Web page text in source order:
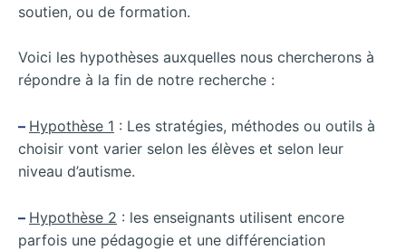
soutien, ou de formation.
Voici les hypothèses auxquelles nous chercherons à
répondre à la fin de notre recherche :
– Hypothèse 1 : Les stratégies, méthodes ou outils à
choisir vont varier selon les élèves et selon leur
niveau d’autisme.
– Hypothèse 2 : les enseignants utilisent encore
parfois une pédagogie et une différenciation